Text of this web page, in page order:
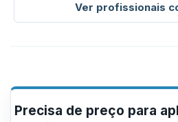
Ver profissionais
Precisa de preço para